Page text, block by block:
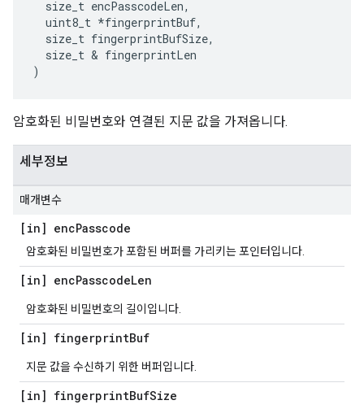
size_t encPasscodeLen,
uint8_t *fingerprintBuf,
size_t fingerprintBufSize,
size_t & fingerprintLen
)
암호화된 비밀번호와 연결된 지문 값을 가져옵니다.
세부정보
매개변수
[in] encPasscode
암호화된 비밀번호가 포함된 버퍼를 가리키는 포인터입니다.
[in] encPasscodeLen
암호화된 비밀번호의 길이입니다.
[in] fingerprintBuf
지문 값을 수신하기 위한 버퍼입니다.
[in] fingerprintBufSize